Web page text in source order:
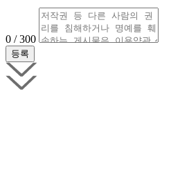
0 / 300